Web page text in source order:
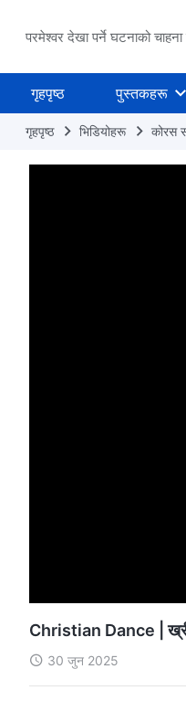
परमेश्वर देखा पर्ने घटनाको चाहना
गृहपृष्ठ पुस्तकहरू
गृहपृष्ठ भिडियोहरू कोरस
Christian Dance |
30 जुन 2025